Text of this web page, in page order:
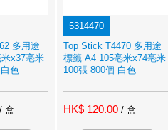
多用途
x37亳米
色
/ 盒
5314470
Top Stick T4470 多用途
標籤 A4 105亳米x74亳米
100張 800個 白色
HK$ 120.00 / 盒